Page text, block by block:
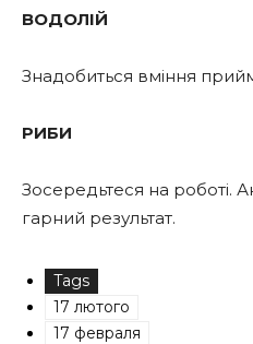
ВОДОЛІЙ
Знадобиться вміння
РИБИ
Зосередьтеся на роботі.
гарний результат.
Tags
17 лютого
17 февраля